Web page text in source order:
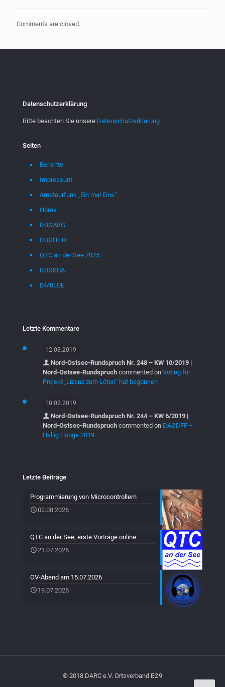
Comments are closed.
Datenschutzerklärung
Bitte beachten Sie unsere Datenschutzerklärung
Seiten
Berichte
Impressum
Amateurfunk „Ein mal Eins“
Home
DBØABG
DBØHHO
QTC an der See 2025
DBØKUA
DM0LUE
Letzte Kommentare
12.03.2019
Nord-Ostsee-Rundspruch Nr. 248 – KW 10/2019 |
Nord-Ostsee-Rundspruch commented on Voting für
Projekt „Lizenz zum Löten“ hat begonnen
10.02.2019
Nord-Ostsee-Rundspruch Nr. 244 – KW 6/2019 |
Nord-Ostsee-Rundspruch commented on DAØDFF –
Hallig Hooge 2019
Letzte Beiträge
Programmierung von Microcontrollern
02.08.2026
QTC an der See, erste Vorträge online
21.07.2026
OV-Abend am 15.07.2026
19.07.2026
© 2018 DARC e.V. Ortsverband EØ9